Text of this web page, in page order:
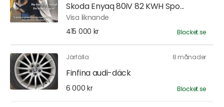
Skoda Enyaq 80iV 82 KWH Spo...
Visa liknande
415 000 kr
Blocket.se
Järfälla 8 månader
Finfina audi-däck
6 000 kr Blocket.se